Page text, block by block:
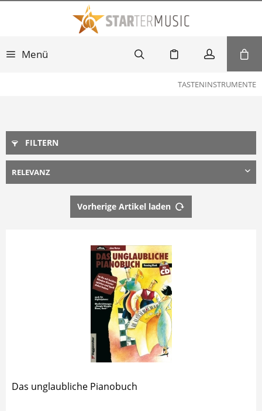
Menü
TASTENINSTRUMENTE
FILTERN
Vorherige Artikel laden
Das unglaubliche Pianobuch